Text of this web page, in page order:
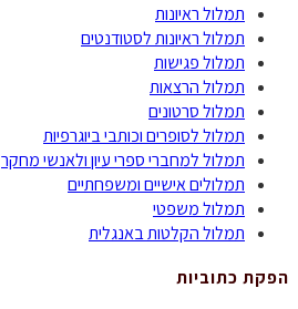
תמלול ראיונות
תמלול ראיונות לסטודנטים
תמלול פגישות
תמלול הרצאות
תמלול סרטונים
תמלול לסופרים וכותבי ביוגרפיות
תמלול למחברי ספרי עיון ולאנשי מחקר
תמלולים אישיים ומשפחתיים
תמלול משפטי
תמלול הקלטות באנגלית
הפקת כתוביות